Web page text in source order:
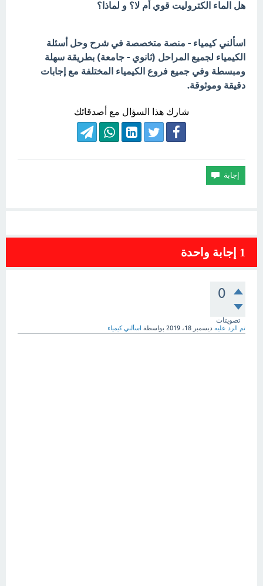
هل الماء الكتروليت قوي أم لا؟ و لماذا؟
اسألني كيمياء - منصة متخصصة في شرح وحل أسئلة
الكيمياء لجميع المراحل (ثانوي - جامعة) بطريقة سهلة
ومبسطة وفي جميع فروع الكيمياء المختلفة مع إجابات
دقيقة وموثوقة.
شارك هذا السؤال مع أصدقائك
1 إجابة واحدة
0
تصويتات
تم الرد عليه ديسمبر 18، 2019 بواسطة اسألني كيمياء